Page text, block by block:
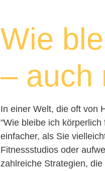
Wie
– auch
In einer Welt, die oft von
"Wie bleibe ich
einfacher, als Sie
Fitnessstudios oder
zahlreiche Strategien,